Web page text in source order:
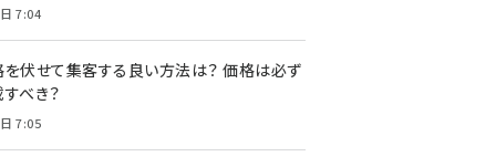
7:04
を伏せて集客する良い方法は？ 価格は必ず
べき？
7:05